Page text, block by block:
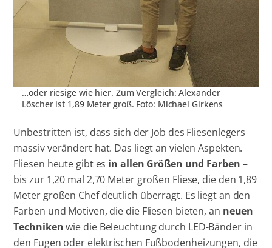
…oder riesige wie hier. Zum Vergleich: Alexander
Löscher ist 1,89 Meter groß. Foto: Michael Girkens
Unbestritten ist, dass sich der Job des Fliesenlegers
massiv verändert hat. Das liegt an vielen Aspekten.
Fliesen heute gibt es in allen Größen und Farben –
bis zur 1,20 mal 2,70 Meter großen Fliese, die den 1,89
Meter großen Chef deutlich überragt. Es liegt an den
Farben und Motiven, die die Fliesen bieten, an neuen
Technikenwie die Beleuchtung durch LED-Bänder in
den Fugen oder elektrischen Fußbodenheizungen, die